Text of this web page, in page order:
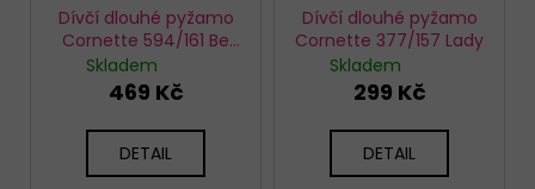
Dívčí dlouhé pyžamo
Cornette 594/161 Be
yourself coral
Skladem
469 Kč
DETAIL
Dívčí dlouhé pyžamo
Cornette 377/157 Lady
Skladem
299 Kč
DETAIL